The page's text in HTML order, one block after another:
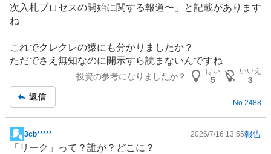
次入札プロセスの開始に関する報道〜」と記載があります
ね
これでクレクレの猿にも分かりましたか？
ただでさえ無知なのに開示すら読まないんですね
投資の参考になりましたか？
はい
5
いいえ
3
返信
No.2488
掲
3cb***** 2026/7/16 13:55報告
「リーク」って？誰が？どこに？